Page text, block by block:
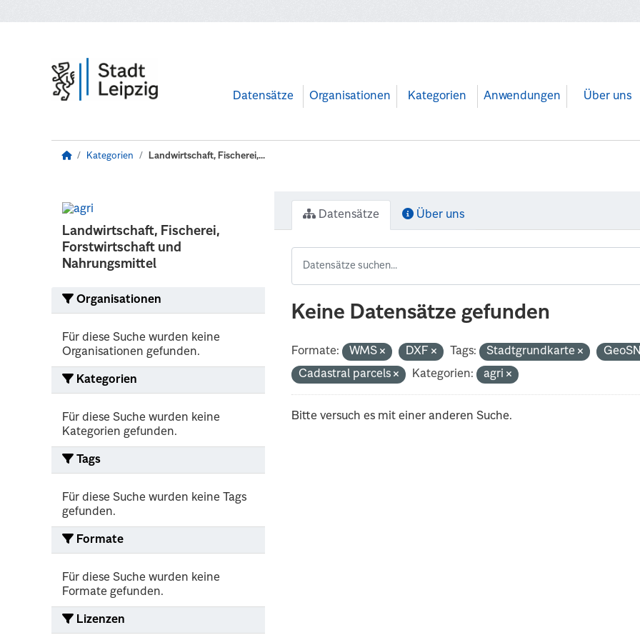
Datensätze Organisationen Kategorien Anwendungen Über uns
Kategorien Landwirtschaft, Fischerei,...
Landwirtschaft, Fischerei,
Forstwirtschaft und
Nahrungsmittel
Organisationen
Für diese Suche wurden keine
Organisationen gefunden.
Kategorien
Für diese Suche wurden keine
Kategorien gefunden.
Tags
Für diese Suche wurden keine Tags
gefunden.
Formate
Für diese Suche wurden keine
Formate gefunden.
Lizenzen
Datensätze Über uns
Keine Datensätze gefunden
Formate: WMS DXF Tags: Stadtgrundkarte
Cadastral parcels
Kategorien: agri
Bitte versuch es mit einer anderen Suche.